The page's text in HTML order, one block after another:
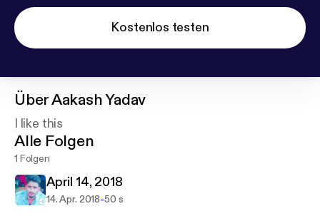
Kostenlos testen
ÜberAakash Yadav
I like this
Alle Folgen
1 Folgen
April 14, 2018
14. Apr. 2018-50 s